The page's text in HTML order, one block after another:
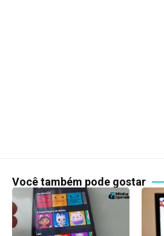
Você também pode gostar